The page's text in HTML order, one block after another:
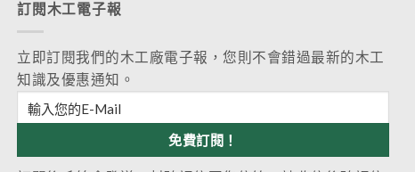
訂閱木工電子報
立即訂閱我們的木工廠電子報，您則不會錯過最新的木工
知識及優惠通知。